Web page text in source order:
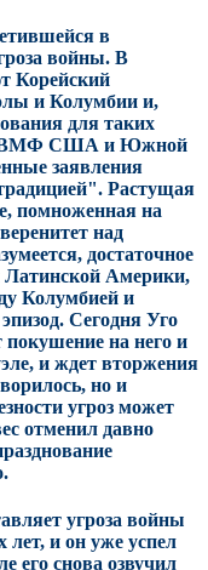
в
войны. В
Корейский
и Колумбии и,
для таких
ВМФ США и Южной
заявления
Растущая
помноженная на
над
достаточное
Латинской Америки,
Колумбией и
Сегодня Уго
на него и
и ждет вторжения
но и
угроз может
отменил давно
угроза войны
лет, и он уже успел
его снова озвучил